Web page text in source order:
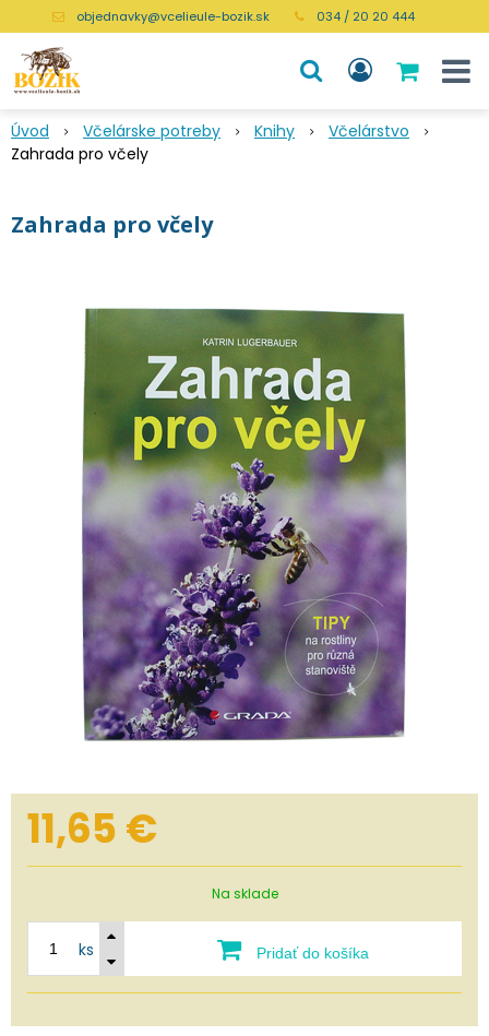
objednavky@vcelieule-bozik.sk 034 / 20 20 444
Úvod Včelárske potreby Knihy
Včelárstvo
Zahrada pro včely
Zahrada pro včely
11,65€
Na sklade
ks Pridať do košíka